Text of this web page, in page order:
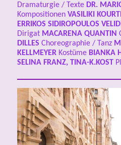
Dramaturgie / Texte DR.
Kompositionen VASILIKI
ERRIKOS SIDIROPOULOS
Dirigat MACARENA QUANTIN
DILLES Choreographie / Tanz
KELLMEYERKostüme BIANKA
SELINA FRANZ, TINA-K.KOST